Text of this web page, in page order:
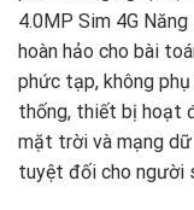
4.0MP Sim 4G
hoàn hảo cho bài
phức tạp, không
thống, thiết bị hoạt
mặt trời và mạng
tuyệt đối cho người